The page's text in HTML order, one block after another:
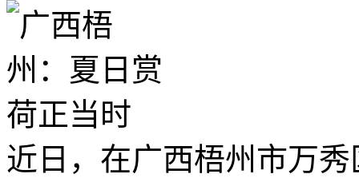
近日，在广西梧州市万